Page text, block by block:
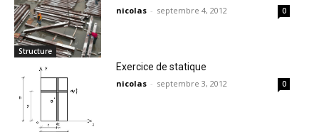
Structure
nicolas - septembre 4, 2012 0
Exercice de statique
nicolas - septembre 3, 2012 0